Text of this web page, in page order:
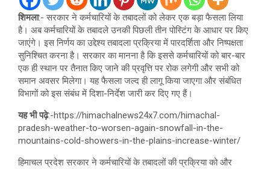
शिमला:- सरकार ने कर्मचारियों के तबादलों को लेकर एक बड़ा फैसला लिया
है। अब कर्मचारियों के तबादले उनकी पिछली तीन पोस्टिंग के आधार पर किए
जाएंगे। इस निर्णय का उद्देश्य तबादला प्रक्रिया में पारदर्शिता और निष्पक्षता
सुनिश्चित करना है। सरकार का मानना है कि इससे कर्मचारियों को बार-बार
एक ही स्थान पर तैनात किए जाने की प्रवृत्ति पर रोक लगेगी और सभी को
समान अवसर मिलेगा। यह फैसला जल्द ही लागू किया जाएगा और संबंधित
विभागों को इस संबंध में दिशा-निर्देश जारी कर दिए गए हैं।
यह भी पढ़े:-https://himachalnews24x7.com/himachal-
pradesh-weather-to-worsen-again-snowfall-in-the-
mountains-cold-showers-in-the-plains-increase-winter/
हिमाचल प्रदेश सरकार ने कर्मचारियों के तबादलों की प्रक्रिया को और